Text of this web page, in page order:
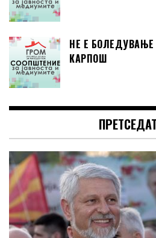
НЕ Е
КАРПОШ